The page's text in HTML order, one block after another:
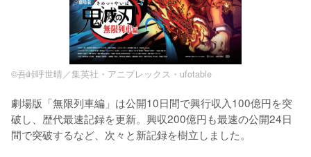
©吾峠呼世晴／集英社・アニプレックス・ufotable
劇場版「無限列車編」は公開10日間で興行収入100億円を突
破し、歴代最速記録を更新。興収200億円も最速の公開24日
間で突破するなど、次々と新記録を樹立しました。